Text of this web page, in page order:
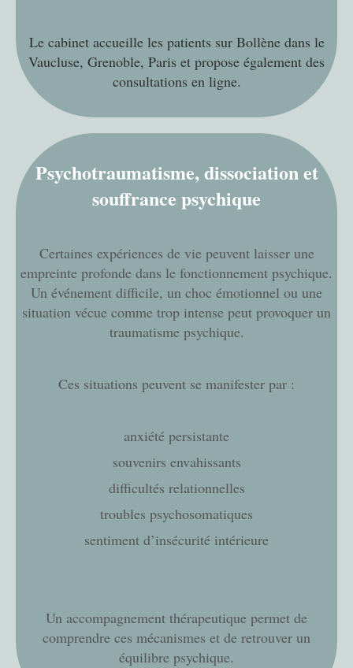
Le cabinet accueille les patients sur Bollène dans le
Vaucluse, Grenoble, Paris et propose également des
consultations en ligne.
Psychotraumatisme, dissociation et
souffrance psychique
Certaines expériences de vie peuvent laisser une
empreinte profonde dans le fonctionnement psychique.
Un événement difficile, un choc émotionnel ou une
situation vécue comme trop intense peut provoquer un
traumatisme psychique.
Ces situations peuvent se manifester par :
anxiété persistante
souvenirs envahissants
difficultés relationnelles
troubles psychosomatiques
sentiment d’insécurité intérieure
Un accompagnement thérapeutique permet de
comprendre ces mécanismes et de retrouver un
équilibre psychique.